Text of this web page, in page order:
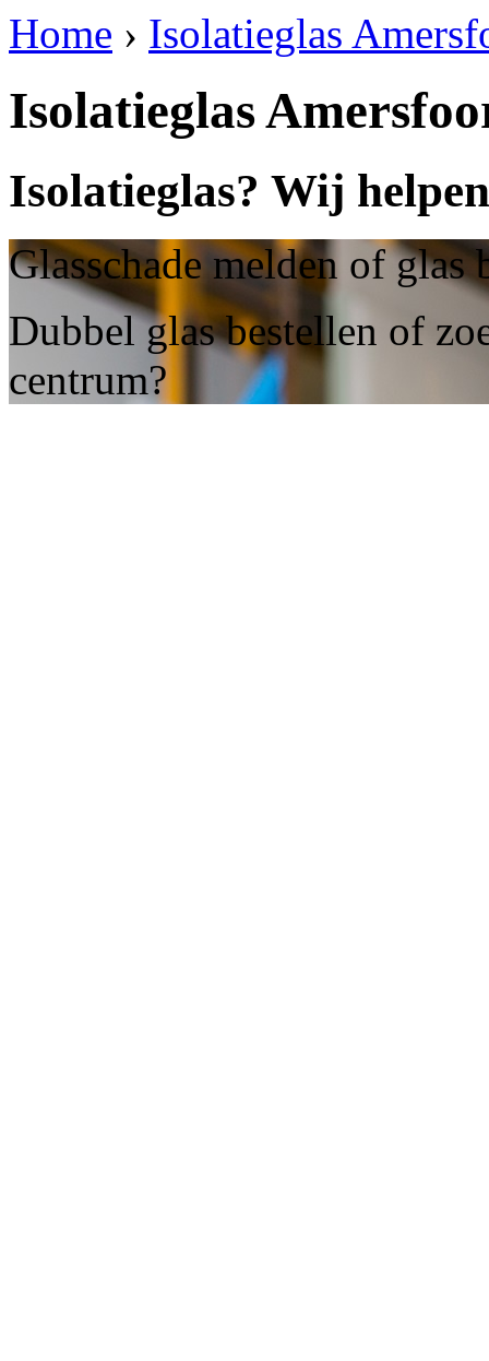
Home › Isolatieglas
Isolatieglas
Isolatieglas? Wij
Glasschade melden of
Dubbel glas bestellen of
centrum?